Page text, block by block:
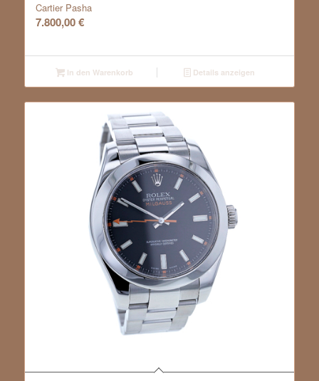
Cartier Pasha
7.800,00€
In den Warenkorb Details anzeigen